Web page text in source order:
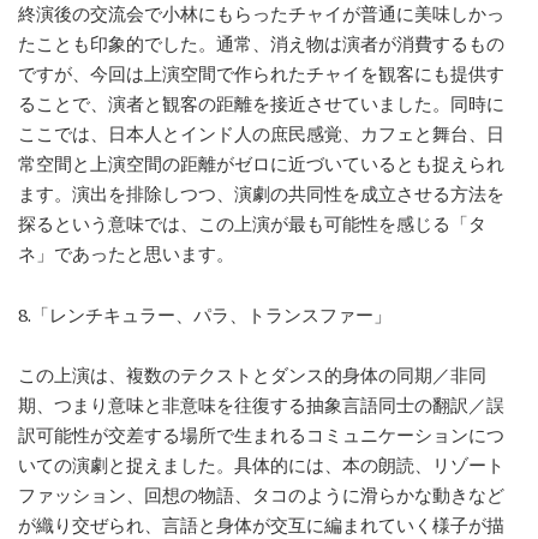
終演後の交流会で小林にもらったチャイが普通に美味しかっ
たことも印象的でした。通常、消え物は演者が消費するもの
ですが、今回は上演空間で作られたチャイを観客にも提供す
ることで、演者と観客の距離を接近させていました。同時に
ここでは、日本人とインド人の庶民感覚、カフェと舞台、日
常空間と上演空間の距離がゼロに近づいているとも捉えられ
ます。演出を排除しつつ、演劇の共同性を成立させる方法を
探るという意味では、この上演が最も可能性を感じる「タ
ネ」であったと思います。
8.「レンチキュラー、パラ、トランスファー」
この上演は、複数のテクストとダンス的身体の同期／非同
期、つまり意味と非意味を往復する抽象言語同士の翻訳／誤
訳可能性が交差する場所で生まれるコミュニケーションにつ
いての演劇と捉えました。具体的には、本の朗読、リゾート
ファッション、回想の物語、タコのように滑らかな動きなど
が織り交ぜられ、言語と身体が交互に編まれていく様子が描